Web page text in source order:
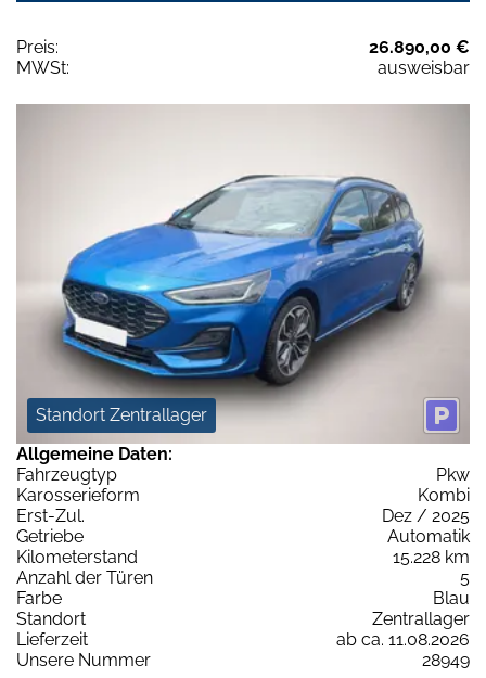
Preis:
26.890,00 €
MWSt:
ausweisbar
Standort Zentrallager
Allgemeine Daten:
Fahrzeugtyp
Pkw
Karosserieform
Kombi
Erst-Zul.
Dez / 2025
Getriebe
Automatik
Kilometerstand
15.228 km
Anzahl der Türen
5
Farbe
Blau
Standort
Zentrallager
Lieferzeit
ab ca. 11.08.2026
Unsere Nummer
28949